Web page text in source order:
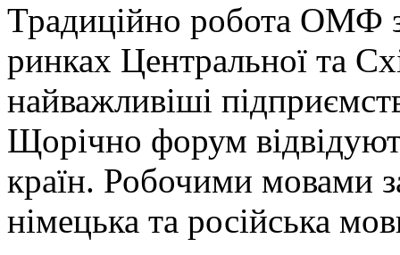
Традиційно робота ОМФ
ринках Центральної та
найважливіші
Щорічно форум
країн. Робочими мовами
німецька та російська